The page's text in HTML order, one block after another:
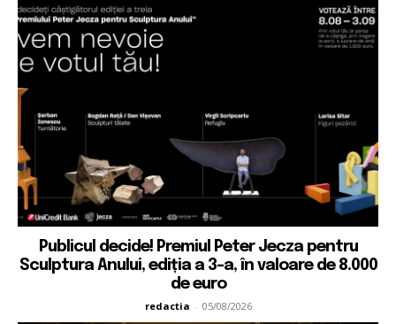
Publicul decide! Premiul Peter Jecza pentru
Sculptura Anului, ediția a 3-a, în valoare de 8.000
de euro
redactia - 05/08/2026